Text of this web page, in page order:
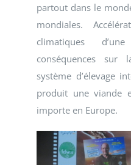
partout dans le
mondiales.
climatiques
conséquences
système d’élevage
produit une viande
importe en Europe.